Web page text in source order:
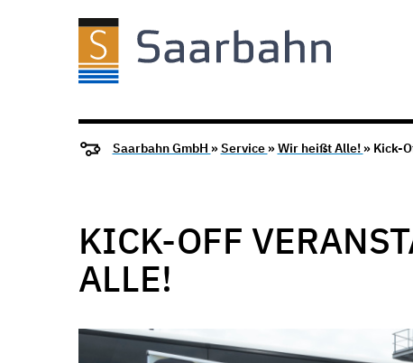
Saarbahn GmbH »Service »Wir heißt Alle! » Kick-
KICK-OFF
LLE!